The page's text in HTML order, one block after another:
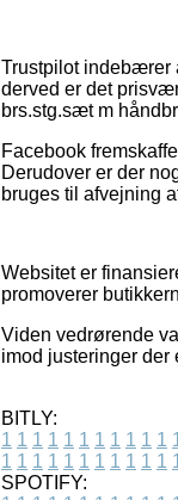
Trustpilot indebærer
derved er det
brs.stg.sæt m
Facebook
Derudover er der
bruges til afvejning
Websitet er
promoverer
Viden vedrørende
imod justeringer der
BITLY:
1 1 1 1 1 1 1 1 1 1 1
1 1 1 1 1 1 1 1 1 1 1
SPOTIFY: